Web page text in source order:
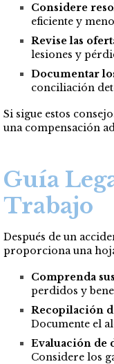
Considere
eficiente y
Revise las
lesiones y
Documentar
conciliación
Si sigue estos
una compensación
Guía
Trabajo
Después de un
proporciona una
Comprenda
perdidos y
Recopilación
Documente el
Evaluación de
Considere los